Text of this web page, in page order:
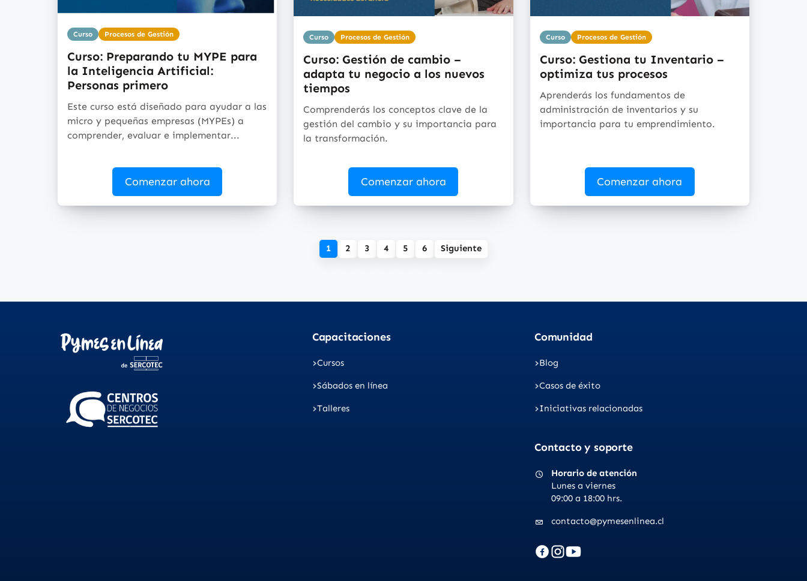
Curso Procesos de Gestión
Curso: Preparando tu MYPE para
la Inteligencia Artificial:
Personas primero
Este curso está diseñado para ayudar a las
micro y pequeñas empresas (MYPEs) a
comprender, evaluar e implementar...
Comenzar ahora
Curso Procesos de Gestión
Curso: Gestión de cambio –
adapta tu negocio a los nuevos
tiempos
Comprenderás los conceptos clave de la
gestión del cambio y su importancia para
la transformación.
Comenzar ahora
Curso Procesos de Gestión
Curso: Gestiona tu Inventario –
optimiza tus procesos
Aprenderás los fundamentos de
administración de inventarios y su
importancia para tu emprendimiento.
Comenzar ahora
1 2 3 4 5 6 Siguiente
Capacitaciones
Cursos
Sábados en línea
Talleres
Comunidad
Blog
Casos de éxito
Iniciativas relacionadas
Contacto y soporte
Horario de atención
Lunes a viernes
09:00 a 18:00 hrs.
contacto@pymesenlinea.cl